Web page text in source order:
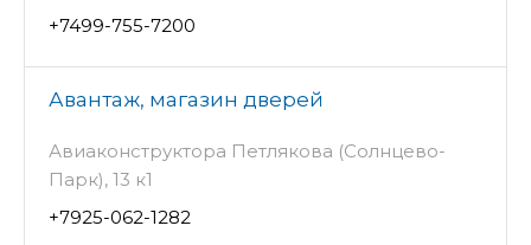
+7499-755-7200
Авантаж, магазин дверей
Авиаконструктора Петлякова (Солнцево-
Парк), 13 к1
+7925-062-1282